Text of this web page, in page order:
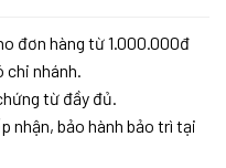
đơn hàng từ 1.000.000đ
chi nhánh.
từ đầy đủ.
nhận, bảo hành bảo trì tại